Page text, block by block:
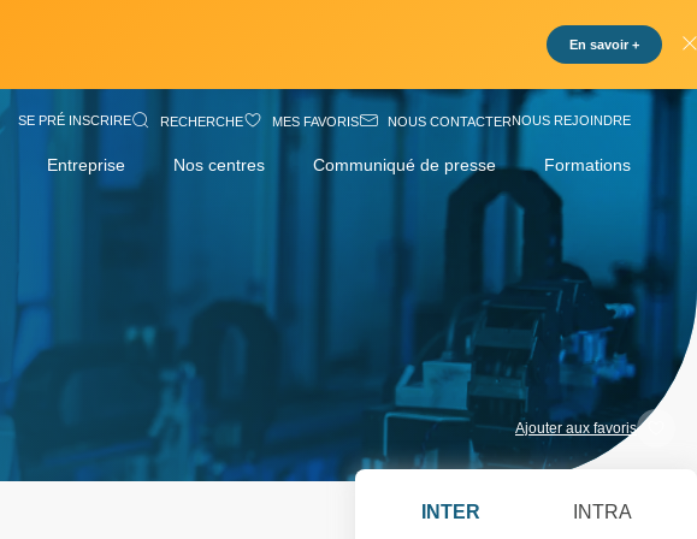
En savoir +
SE PRÉ INSCRIRE RECHERCHE MES FAVORIS NOUS CONTACTERNOUS REJOINDRE
Entreprise Nos centres Communiqué de presse Formations
Ajouter aux favoris
INTER INTRA